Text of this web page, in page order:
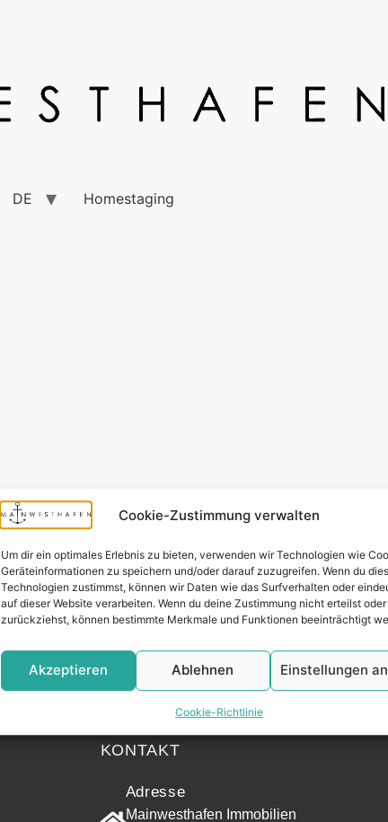
Cookie-Zustimmung verwalten
Um dir ein optimales Erlebnis zu bieten, verwenden wir Technologien wie
Geräteinformationen zu speichern und/oder darauf zuzugreifen. Wenn du
Technologien zustimmst, können wir Daten wie das Surfverhalten oder
auf dieser Website verarbeiten. Wenn du deine Zustimmung nicht erteilst oder
zurückziehst, können bestimmte Merkmale und Funktionen beeinträchtigt
Akzeptieren Ablehnen Einstellungen
Cookie-Richtlinie
DE Homestaging
KONTAKT
Adresse
Mainwesthafen Immobilien